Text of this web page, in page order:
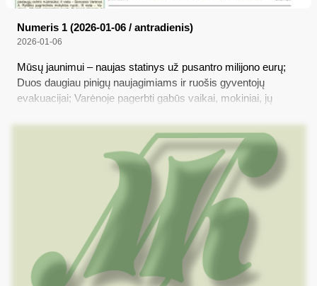
Numeris 1 (2026-01-06 / antradienis)
2026-01-06
Mūsų jaunimui – naujas statinys už pusantro milijono eurų;
Duos daugiau pinigų naujagimiams ir ruošis gyventojų
evakuacijai; Varėnoje pagerbti gabūs vaikai, mokiniai, jų